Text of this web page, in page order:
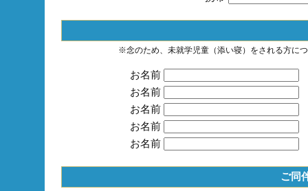
※念のため、未就学児童（添い寝）をされる方に
お名前
お名前
お名前
お名前
お名前
ご同